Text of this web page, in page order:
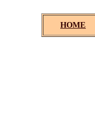
HOME